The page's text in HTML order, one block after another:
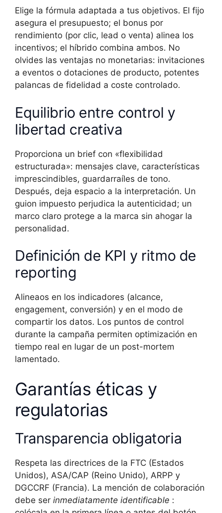
Elige la fórmula adaptada a tus objetivos. El fijo
asegura el presupuesto; el bonus por
rendimiento (por clic, lead o venta) alinea los
incentivos; el híbrido combina ambos. No
olvides las ventajas no monetarias: invitaciones
a eventos o dotaciones de producto, potentes
palancas de fidelidad a coste controlado.
Equilibrio entre control y
libertad creativa
Proporciona un brief con «flexibilidad
estructurada»: mensajes clave, características
imprescindibles, guardarraíles de tono.
Después, deja espacio a la interpretación. Un
guion impuesto perjudica la autenticidad; un
marco claro protege a la marca sin ahogar la
personalidad.
Definición de KPI y ritmo de
reporting
Alineaos en los indicadores (alcance,
engagement, conversión) y en el modo de
compartir los datos. Los puntos de control
durante la campaña permiten optimización en
tiempo real en lugar de un post-mortem
lamentado.
Garantías éticas y
regulatorias
Transparencia obligatoria
Respeta las directrices de la FTC (Estados
Unidos), ASA/CAP (Reino Unido), ARPP y
DGCCRF (Francia). La mención de colaboración
debe ser inmediatamente identificable :